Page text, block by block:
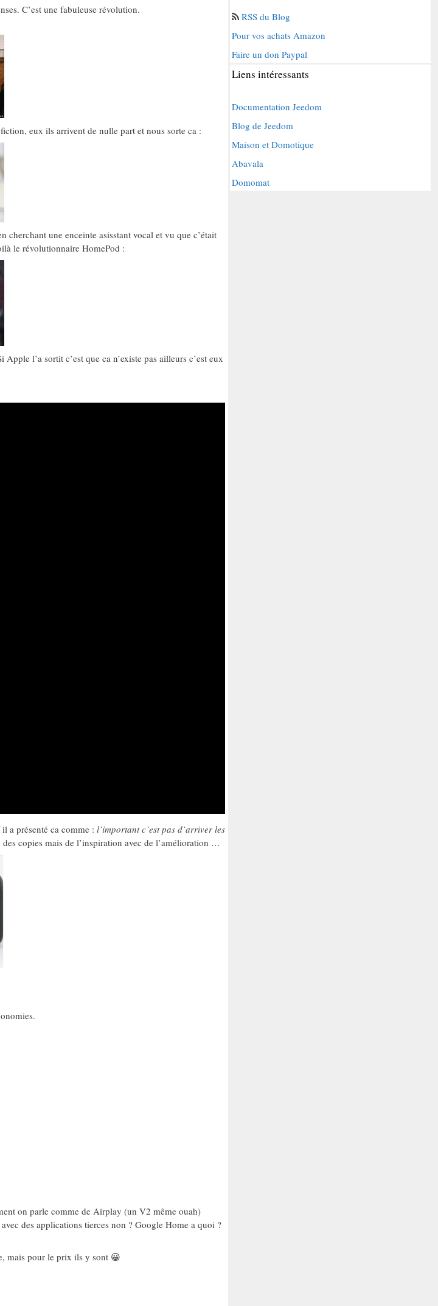
C’est une fabuleuse révolution.
eux ils arrivent de nulle part et nous sorte ca :
cherchant une enceinte asisstant vocal et vu que c’était
le révolutionnaire HomePod :
l’a sortit c’est que ca n’existe pas ailleurs c’est eux
a présenté ca comme : l’important c’est pas d’arriver les
copies mais de l’inspiration avec de l’amélioration …
on parle comme de Airplay (un V2 même ouah)
des applications tierces non ? Google Home a quoi ?
mais pour le prix ils y sont 😀
RSS du Blog
Pour vos achats Amazon
Faire un don Paypal
Liens intéressants
Documentation Jeedom
Blog de Jeedom
Maison et Domotique
Abavala
Domomat